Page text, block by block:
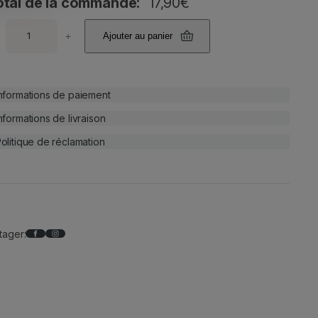
+ Ajouter au panier
de paiement
de livraison
de réclamation
Facebook Instagram